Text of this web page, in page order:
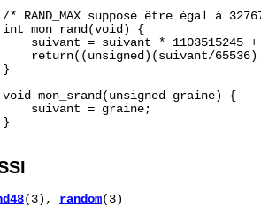
* RAND_MAX supposé être égal à
mon_rand(void) {
suivant = suivant * 1103515245 +
return((unsigned)(suivant/65536)
mon_srand(unsigned graine) {
suivant = graine;
(3), random(3)